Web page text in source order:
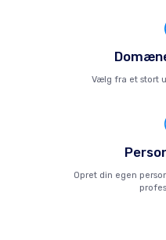
Vælg fra et stort
Opret din egen